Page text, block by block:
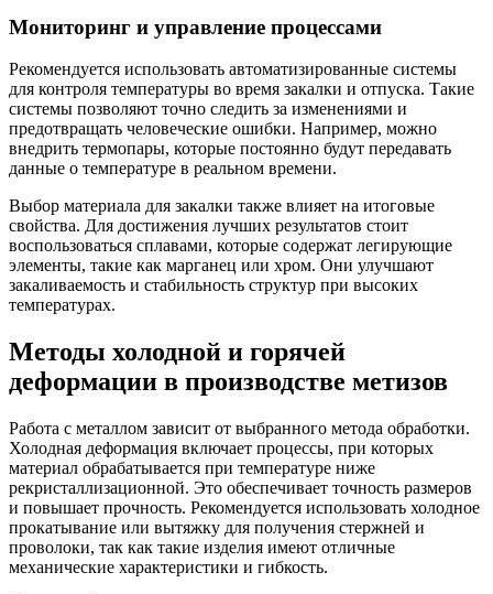
Мониторинг и управление процессами
Рекомендуется использовать автоматизированные системы
для контроля температуры во время закалки и отпуска. Такие
системы позволяют точно следить за изменениями и
предотвращать человеческие ошибки. Например, можно
внедрить термопары, которые постоянно будут передавать
данные о температуре в реальном времени.
Выбор материала для закалки также влияет на итоговые
свойства. Для достижения лучших результатов стоит
воспользоваться сплавами, которые содержат легирующие
элементы, такие как марганец или хром. Они улучшают
закаливаемость и стабильность структур при высоких
температурах.
Методы холодной и горячей
деформации в производстве метизов
Работа с металлом зависит от выбранного метода обработки.
Холодная деформация включает процессы, при которых
материал обрабатывается при температуре ниже
рекристаллизационной. Это обеспечивает точность размеров
и повышает прочность. Рекомендуется использовать холодное
прокатывание или вытяжку для получения стержней и
проволоки, так как такие изделия имеют отличные
механические характеристики и гибкость.